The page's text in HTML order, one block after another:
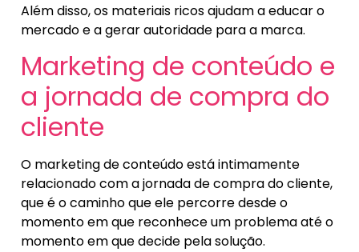
Além disso, os materiais ricos ajudam a educar o
mercado e a gerar autoridade para a marca.
Marketing de conteúdo e
a jornada de compra do
cliente
O marketing de conteúdo está intimamente
relacionado com a jornada de compra do cliente,
que é o caminho que ele percorre desde o
momento em que reconhece um problema até o
momento em que decide pela solução.